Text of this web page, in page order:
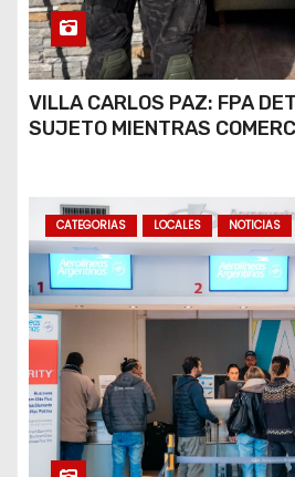
VILLA CARLOS PAZ: FPA
SUJETO MIENTRAS
CATEGORIAS LOCALES NOTICIAS